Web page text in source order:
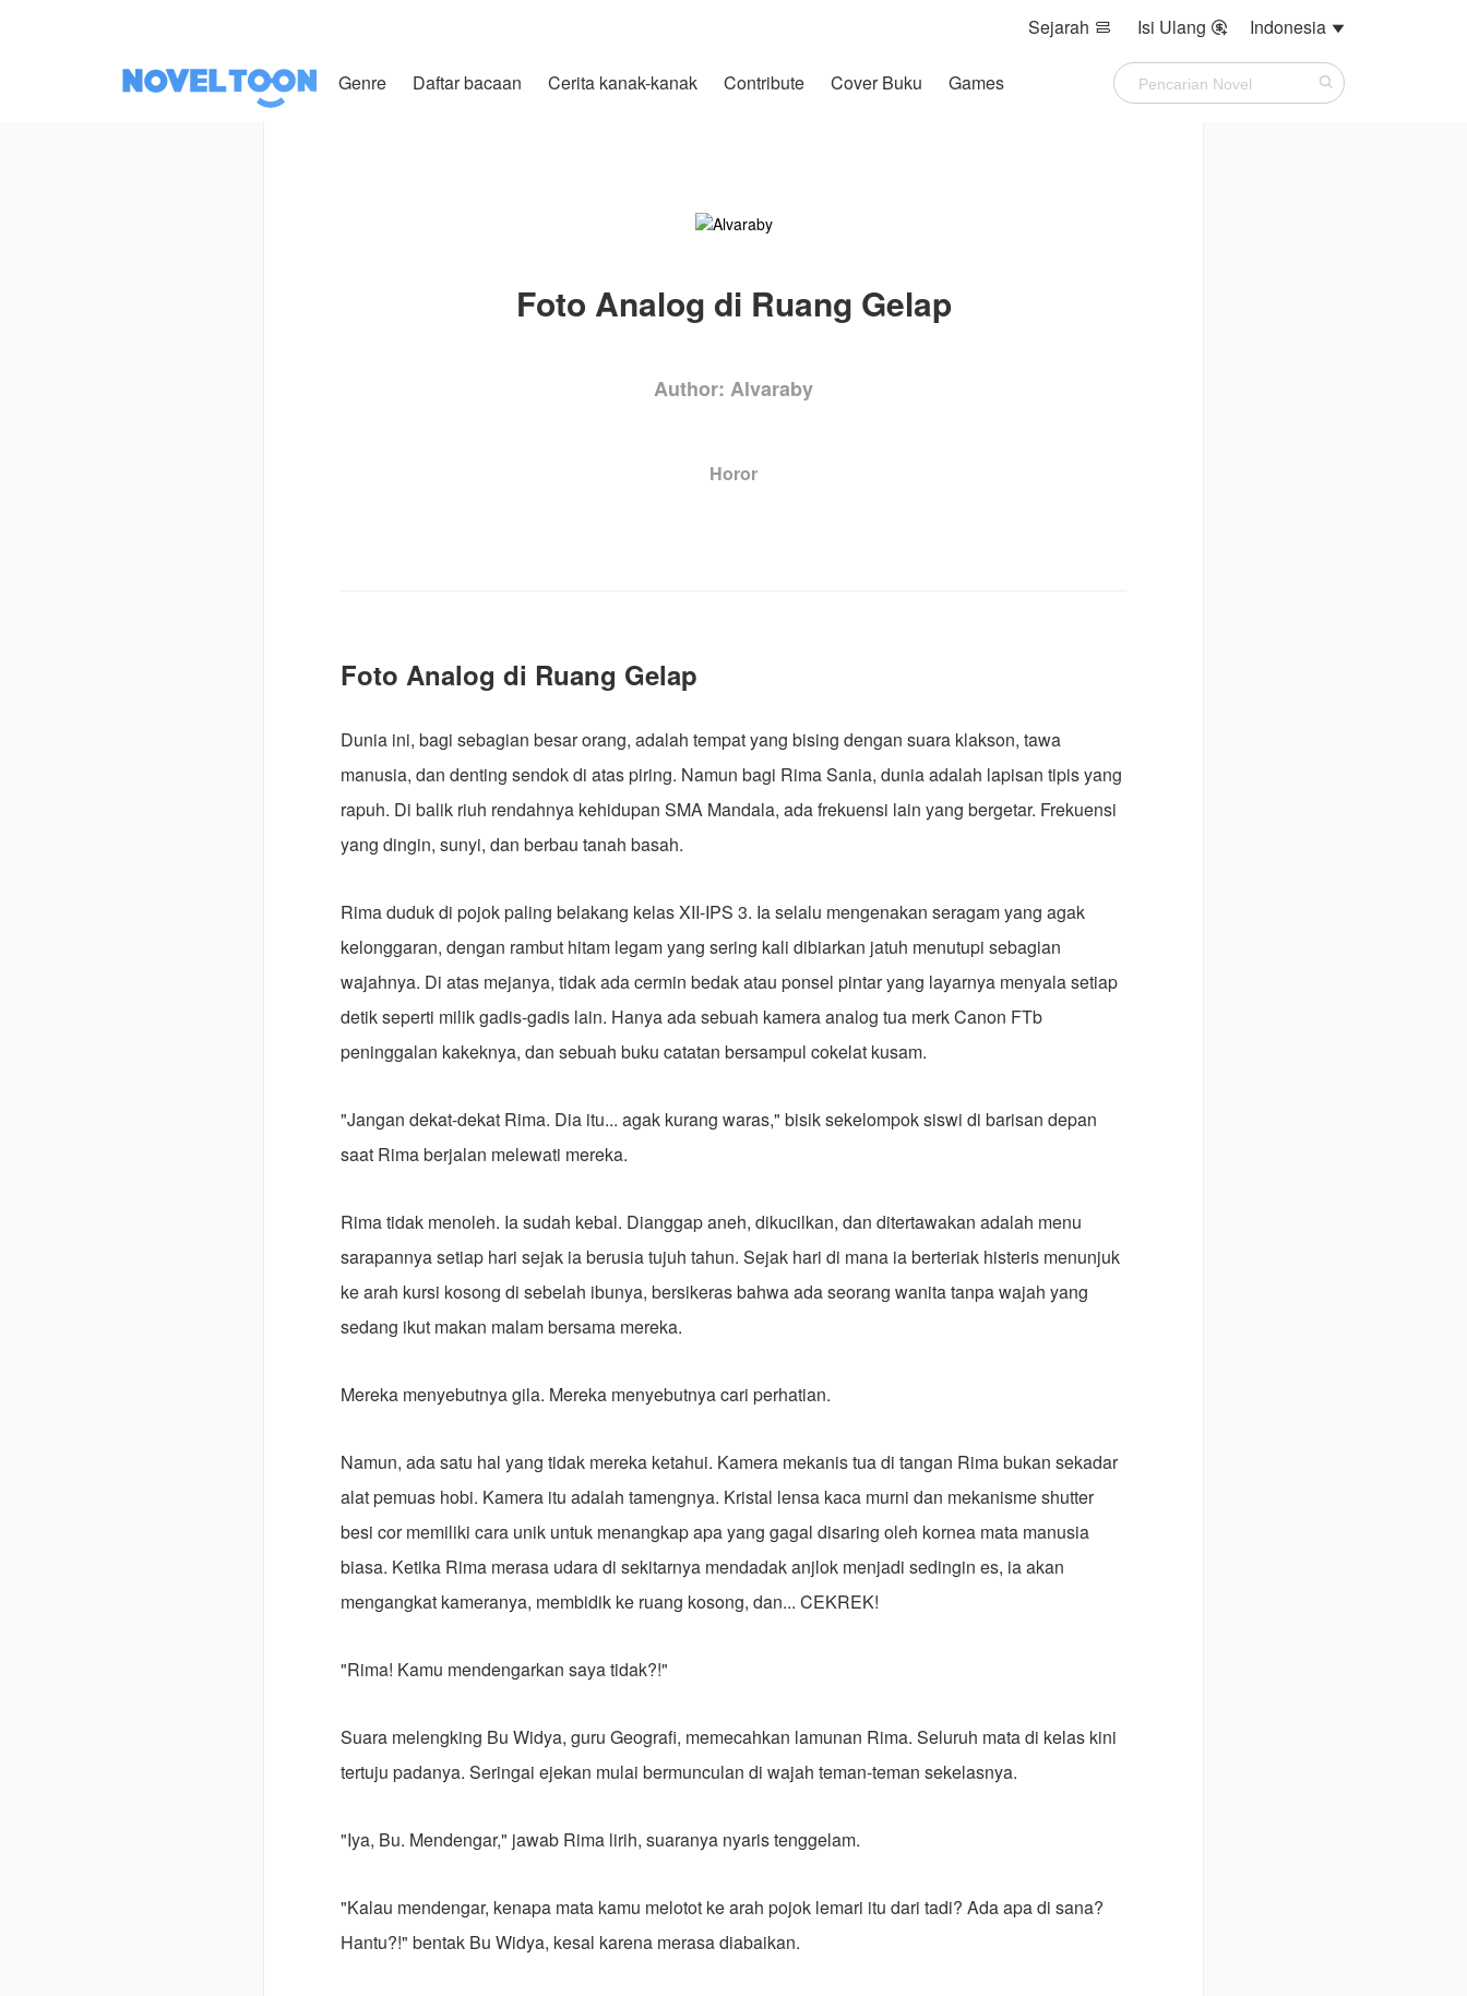
Sejarah  Isi Ulang  Indonesia 
Genre Daftar bacaan Cerita kanak-kanak Contribute Cover Buku Games
Foto Analog di Ruang Gelap
Author: Alvaraby
Horor
Foto Analog di Ruang Gelap
Dunia ini, bagi sebagian besar orang, adalah tempat yang bising dengan suara klakson, tawa
manusia, dan denting sendok di atas piring. Namun bagi Rima Sania, dunia adalah lapisan tipis yang
rapuh. Di balik riuh rendahnya kehidupan SMA Mandala, ada frekuensi lain yang bergetar. Frekuensi
yang dingin, sunyi, dan berbau tanah basah.
Rima duduk di pojok paling belakang kelas XII-IPS 3. Ia selalu mengenakan seragam yang agak
kelonggaran, dengan rambut hitam legam yang sering kali dibiarkan jatuh menutupi sebagian
wajahnya. Di atas mejanya, tidak ada cermin bedak atau ponsel pintar yang layarnya menyala setiap
detik seperti milik gadis-gadis lain. Hanya ada sebuah kamera analog tua merk Canon FTb
peninggalan kakeknya, dan sebuah buku catatan bersampul cokelat kusam.
"Jangan dekat-dekat Rima. Dia itu... agak kurang waras," bisik sekelompok siswi di barisan depan
saat Rima berjalan melewati mereka.
Rima tidak menoleh. Ia sudah kebal. Dianggap aneh, dikucilkan, dan ditertawakan adalah menu
sarapannya setiap hari sejak ia berusia tujuh tahun. Sejak hari di mana ia berteriak histeris menunjuk
ke arah kursi kosong di sebelah ibunya, bersikeras bahwa ada seorang wanita tanpa wajah yang
sedang ikut makan malam bersama mereka.
Mereka menyebutnya gila. Mereka menyebutnya cari perhatian.
Namun, ada satu hal yang tidak mereka ketahui. Kamera mekanis tua di tangan Rima bukan sekadar
alat pemuas hobi. Kamera itu adalah tamengnya. Kristal lensa kaca murni dan mekanisme shutter
besi cor memiliki cara unik untuk menangkap apa yang gagal disaring oleh kornea mata manusia
biasa. Ketika Rima merasa udara di sekitarnya mendadak anjlok menjadi sedingin es, ia akan
mengangkat kameranya, membidik ke ruang kosong, dan... CEKREK!
"Rima! Kamu mendengarkan saya tidak?!"
Suara melengking Bu Widya, guru Geografi, memecahkan lamunan Rima. Seluruh mata di kelas kini
tertuju padanya. Seringai ejekan mulai bermunculan di wajah teman-teman sekelasnya.
"Iya, Bu. Mendengar," jawab Rima lirih, suaranya nyaris tenggelam.
"Kalau mendengar, kenapa mata kamu melotot ke arah pojok lemari itu dari tadi? Ada apa di sana?
Hantu?!" bentak Bu Widya, kesal karena merasa diabaikan.